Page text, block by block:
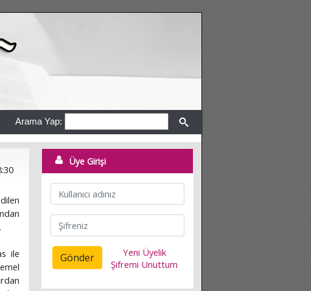
Arama Yap:
ile
Üye Girişi
Gönder
Yeni Üyelik
Şifremi Unuttum